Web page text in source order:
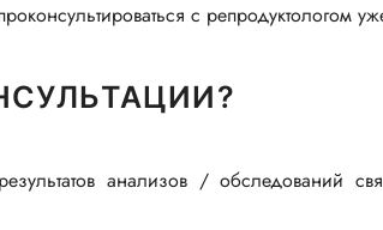
с репродуктологом
анализов / обследований